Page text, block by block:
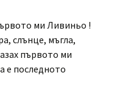
ми Ливиньо !
слънце, мъгла,
първото ми
е последното